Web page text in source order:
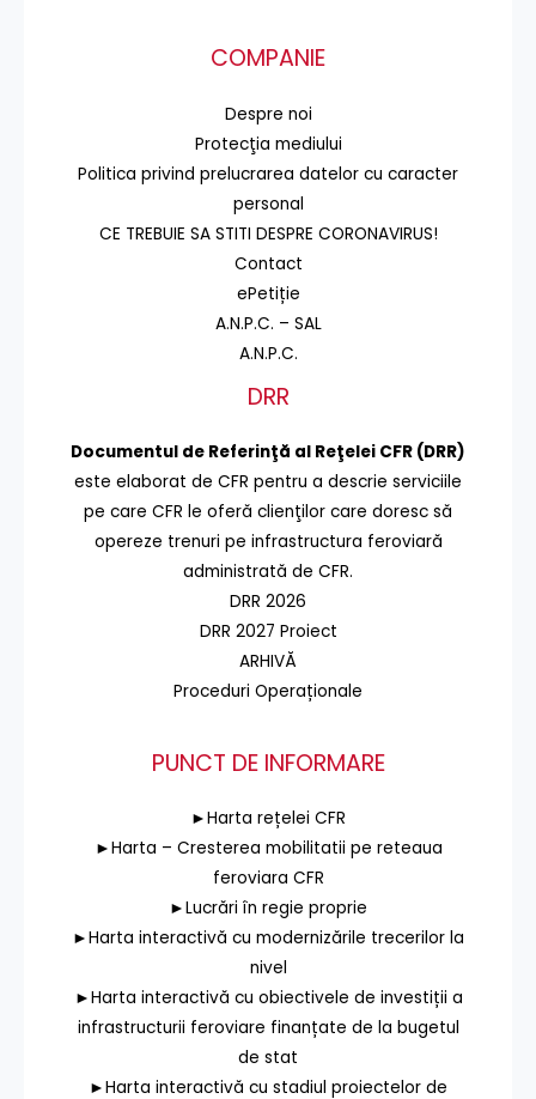
COMPANIE
Despre noi
Protecţia mediului
Politica privind prelucrarea datelor cu caracter
personal
CE TREBUIE SA STITI DESPRE CORONAVIRUS!
Contact
ePetiție
A.N.P.C. – SAL
A.N.P.C.
DRR
Documentul de Referinţă al Reţelei CFR (DRR)
este elaborat de CFR pentru a descrie serviciile
pe care CFR le oferă clienţilor care doresc să
opereze trenuri pe infrastructura feroviară
administrată de CFR.
DRR 2026
DRR 2027 Proiect
ARHIVĂ
Proceduri Operaționale
PUNCT DE INFORMARE
►Harta rețelei CFR
►Harta – Cresterea mobilitatii pe reteaua
feroviara CFR
►Lucrări în regie proprie
►Harta interactivă cu modernizările trecerilor la
nivel
►Harta interactivă cu obiectivele de investiții a
infrastructurii feroviare finanțate de la bugetul
de stat
►Harta interactivă cu stadiul proiectelor de